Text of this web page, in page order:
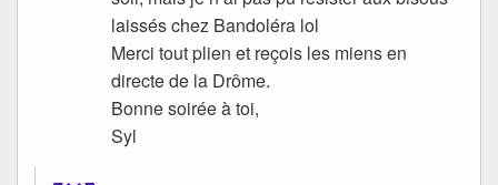
laissés chez Bandoléra lol
Merci tout plien et reçois les miens en
directe de la Drôme.
Bonne soirée à toi,
Syl